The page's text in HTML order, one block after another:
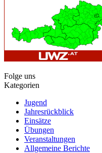
Folge uns
Kategorien
Jugend
Jahresrückblick
Einsätze
Übungen
Veranstaltungen
Allgemeine Berichte